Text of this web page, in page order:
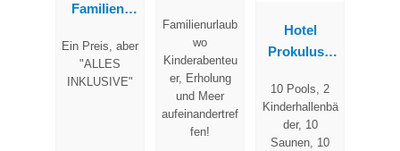
Familien-
Wolkenstein
bär
Ein Preis, aber
"ALLES
INKLUSIVE"
Seeklause
Familienurlaub
wo
Kinderabenteu
er, Erholung
und Meer
aufeinandertref
fen!
Hotel
Prokulus -
Wellness
10 Pools, 2
Kinderhallenbä
der, 10
Saunen, 10